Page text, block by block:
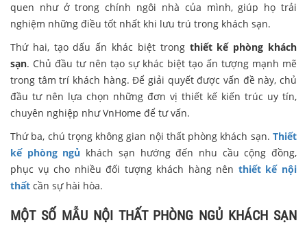
quen như ở trong chính ngôi nhà của mình, giúp họ trải
nghiệm những điều tốt nhất khi lưu trú trong khách sạn.
Thứ hai, tạo dấu ấn khác biệt trong thiết kế phòng khách
sạn. Chủ đầu tư nên tạo sự khác biệt tạo ấn tượng mạnh mẽ
trong tâm trí khách hàng. Để giải quyết được vấn đề này, chủ
đầu tư nên lựa chọn những đơn vị thiết kế kiến trúc uy tín,
chuyên nghiệp như VnHome để tư vấn.
Thứ ba, chú trọng không gian nội thất phòng khách sạn. Thiết
kế phòng ngủ khách sạn hướng đến nhu cầu cộng đồng,
phục vụ cho nhiều đối tượng khách hàng nên thiết kế nội
thất cần sự hài hòa.
MỘT SỐ MẪU NỘI THẤT PHÒNG NGỦ KHÁCH SẠN